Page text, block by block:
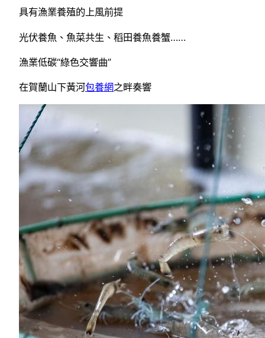
具有漁業養殖的上風前提
光伏養魚、魚菜共生、稻田養魚養蟹……
漁業低碳“綠色交響曲”
在賀蘭山下黃河包養網之畔奏響